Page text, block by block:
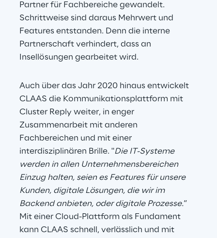
Partner für Fachbereiche gewandelt.
Schrittweise sind daraus Mehrwert und
Features entstanden. Denn die interne
Partnerschaft verhindert, dass an
Insellösungen gearbeitet wird.
Auch über das Jahr 2020 hinaus entwickelt
CLAAS die Kommunikationsplattform mit
Cluster Reply weiter, in enger
Zusammenarbeit mit anderen
Fachbereichen und mit einer
interdisziplinären Brille. "Die IT-Systeme
werden in allen Unternehmensbereichen
Einzug halten, seien es Features für unsere
Kunden, digitale Lösungen, die wir im
Backend anbieten, oder digitale Prozesse.“
Mit einer Cloud-Plattform als Fundament
kann CLAAS schnell, verlässlich und mit